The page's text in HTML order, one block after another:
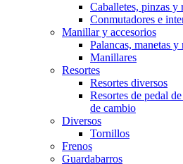
Caballetes, pinzas y
Conmutadores e
Manillar y accesorios
Palancas, manetas y
Manillares
Resortes
Resortes diversos
Resortes de pedal
de cambio
Diversos
Tornillos
Frenos
Guardabarros